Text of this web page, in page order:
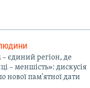
єдиний регіон, де
– меншість»: дискусія
нової пам'ятної дати